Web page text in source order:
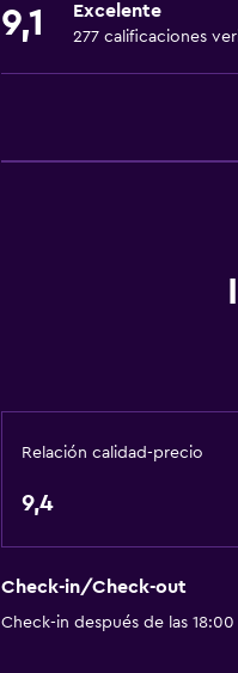
Artículos de aseo gratis
Buceo
Windsurf
Aire libre
9,1 Excelente
277 calificaciones
Relación calidad-precio
9,4
Check-in/Check-out
Check-in después de las